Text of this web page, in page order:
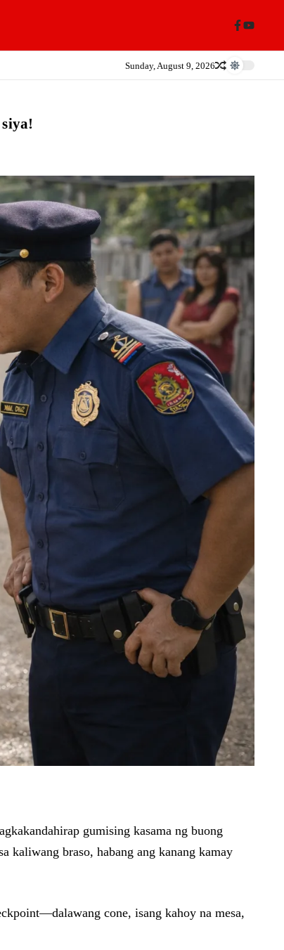
Sunday, August 9, 2026
gumising kasama ng buong
kaliwang braso, habang ang kanang kamay
cone, isang kahoy na mesa,